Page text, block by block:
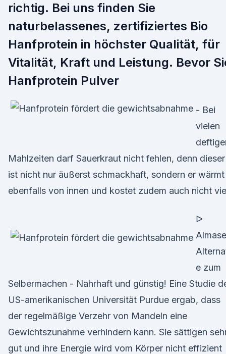
richtig. Bei uns finden Sie
naturbelassenes, zertifiziertes Bio
Hanfprotein in höchster Qualität, für
Vitalität, Kraft und Leistung. Bevor
Hanfprotein Pulver
- Bei
vielen
Mahlzeiten darf Sauerkraut nicht fehlen, denn dieser
ist nicht nur äußerst schmackhaft, sondern er wärmt
ebenfalls von innen und kostet zudem auch nicht
ᐅ
e zum
Selbermachen - Nahrhaft und günstig! Eine Studie
US-amerikanischen Universität Purdue ergab, dass
der regelmäßige Verzehr von Mandeln eine
Gewichtszunahme verhindern kann. Sie sättigen
gut und ihre Energie wird vom Körper nicht effizient